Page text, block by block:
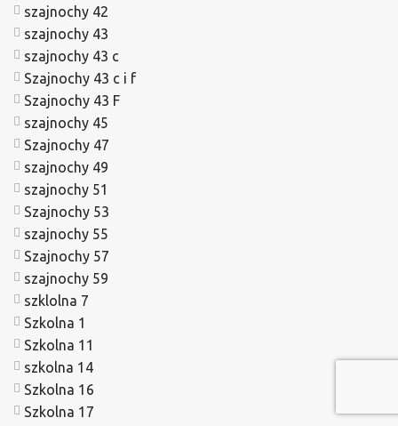
szajnochy 42
szajnochy 43
szajnochy 43 c
Szajnochy 43 c i f
Szajnochy 43 F
szajnochy 45
Szajnochy 47
szajnochy 49
szajnochy 51
Szajnochy 53
szajnochy 55
Szajnochy 57
szajnochy 59
szklolna 7
Szkolna 1
Szkolna 11
szkolna 14
Szkolna 16
Szkolna 17